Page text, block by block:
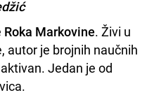
Roka Markovine. Živi u
autor je brojnih naučnih
Jedan je od